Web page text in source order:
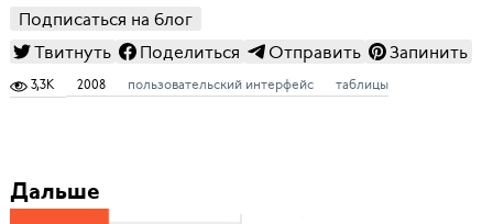
Подписаться на блог
Твитнуть
Поделиться Отправить Запинить
3,3K 2008 пользовательский интерфейс таблицы
Дальше